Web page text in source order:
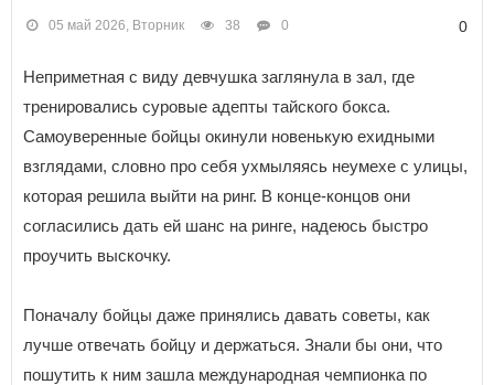
05 май 2026, Вторник 38 0 0
Неприметная с виду девчушка заглянула в зал, где
тренировались суровые адепты тайского бокса.
Самоуверенные бойцы окинули новенькую ехидными
взглядами, словно про себя ухмыляясь неумехе с улицы,
которая решила выйти на ринг. В конце-концов они
согласились дать ей шанс на ринге, надеюсь быстро
проучить выскочку.
Поначалу бойцы даже принялись давать советы, как
лучше отвечать бойцу и держаться. Знали бы они, что
пошутить к ним зашла международная чемпионка по